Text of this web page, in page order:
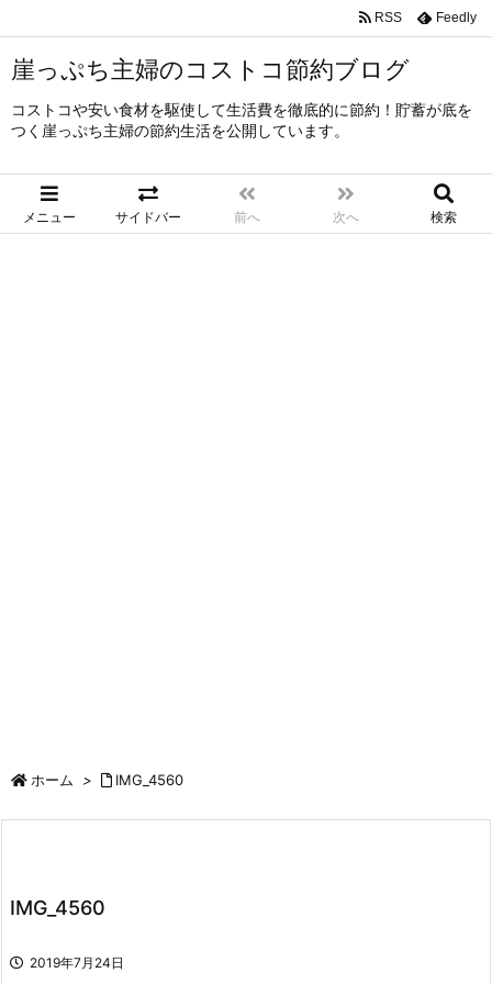
崖っぷち主婦のコストコ節約ブログ
コストコや安い食材を駆使して生活費を徹底的に節約！貯蓄が底を
つく崖っぷち主婦の節約生活を公開しています。
メニュー サイドバー 前へ 次へ 検索
RSS Feedly
ホーム > IMG_4560
IMG_4560
2019年7月24日